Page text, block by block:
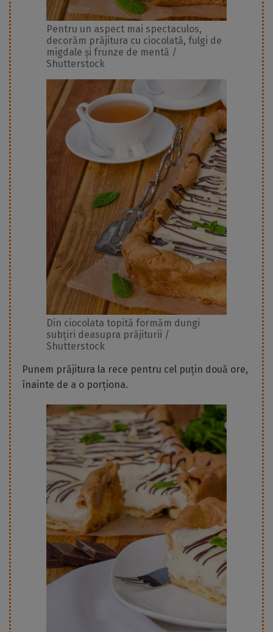
Pentru un aspect mai spectaculos,
decorăm prăjitura cu ciocolată, fulgi de
migdale și frunze de mentă /
Shutterstock
Din ciocolata topită formăm dungi
subțiri deasupra prăjiturii /
Shutterstock
Punem prăjitura la rece pentru cel puțin două ore,
înainte de a o porționa.